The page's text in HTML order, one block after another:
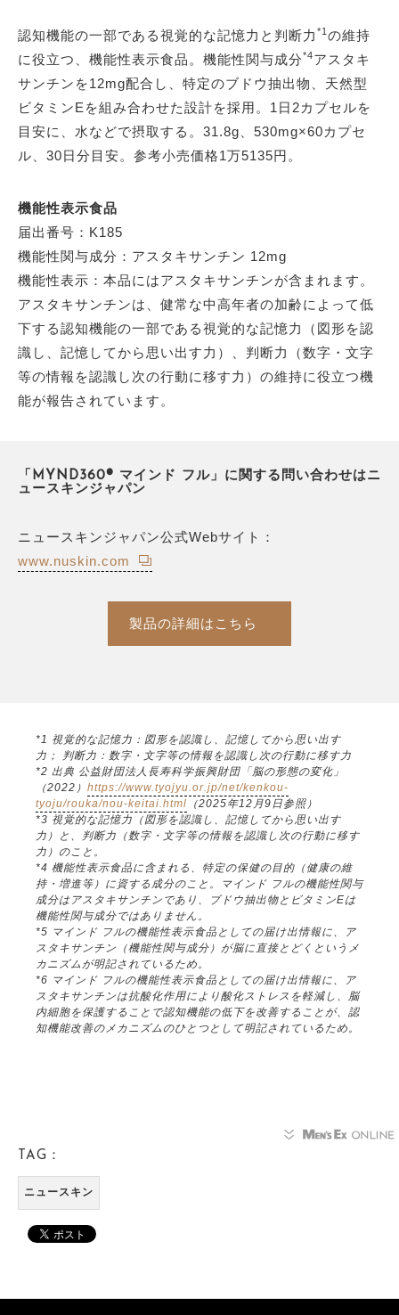
認知機能の一部である視覚的な記憶力と判断力 *1 の維持
に役立つ、機能性表示食品。機能性関与成分*4アスタキ
サンチンを12mg配合し、特定のブドウ抽出物、天然型
ビタミンEを組み合わせた設計を採用。1日2カプセルを
目安に、水などで摂取する。31.8g、530mg×60カプセ
ル、30日分目安。参考小売価格1万5135円。
機能性表示食品
届出番号：K185
機能性関与成分：アスタキサンチン 12mg
機能性表示：本品にはアスタキサンチンが含まれます。
アスタキサンチンは、健常な中高年者の加齢によって低
下する認知機能の一部である視覚的な記憶力（図形を認
識し、記憶してから思い出す力）、判断力（数字・文字
等の情報を認識し次の行動に移す力）の維持に役立つ機
能が報告されています。
「MYND360® マインド フル」に関する問い合わせはニ
ュースキンジャパン
ニュースキンジャパン公式Webサイト：
www.nuskin.com
製品の詳細はこちら
*1 視覚的な記憶力：図形を認識し、記憶してから思い出す
力； 判断力：数字・文字等の情報を認識し次の行動に移す力
*2 出典 公益財団法人長寿科学振興財団「脳の形態の変化」
（2022） https://www.tyojyu.or.jp/net/kenkou-
tyoju/rouka/nou-keitai.html （2025年12月9日参照）
*3 視覚的な記憶力（図形を認識し、記憶してから思い出す
力）と、判断力（数字・文字等の情報を認識し次の行動に移す
力）のこと。
*4 機能性表示食品に含まれる、特定の保健の目的（健康の維
持・増進等）に資する成分のこと。マインド フルの機能性関与
成分はアスタキサンチンであり、ブドウ抽出物とビタミンEは
機能性関与成分ではありません。
*5 マインド フルの機能性表示食品としての届け出情報に、ア
スタキサンチン（機能性関与成分）が脳に直接とどくというメ
カニズムが明記されているため。
*6 マインド フルの機能性表示食品としての届け出情報に、ア
スタキサンチンは抗酸化作用により酸化ストレスを軽減し、脳
内細胞を保護することで認知機能の低下を改善することが、認
知機能改善のメカニズムのひとつとして明記されているため。
TAG：
ニュースキン